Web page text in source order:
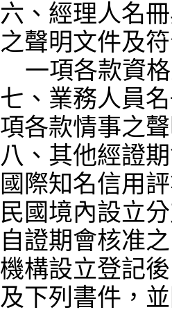
六、經理人名
之聲明文件及
七、業務人員
項各款情事之
八、其他經證
國際知名信用
民國境內設立
自證期會核准
機構設立登記
及下列書件，